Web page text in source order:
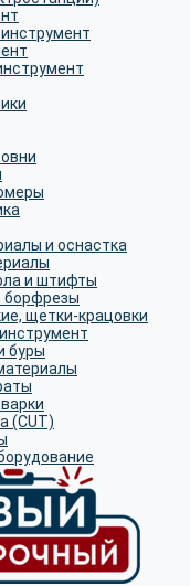
и оснастка
и штифты
борфрезы
щетки-крацовки
буры
(CUT)